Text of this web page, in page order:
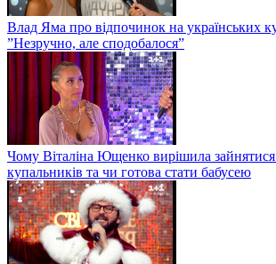
Влад Яма про відпочинок на українських
”Незручно, але сподобалося”
Чому Віталіна Ющенко вирішила
купальників та чи готова стати бабусею